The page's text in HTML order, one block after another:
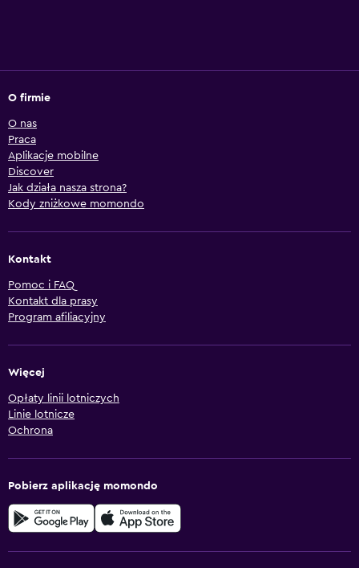
O firmie
O nas
Praca
Aplikacje mobilne
Discover
Jak działa nasza strona?
Kody zniżkowe momondo
Kontakt
Pomoc i FAQ
Kontakt dla prasy
Program afiliacyjny
Więcej
Opłaty linii lotniczych
Linie lotnicze
Ochrona
Pobierz aplikację momondo